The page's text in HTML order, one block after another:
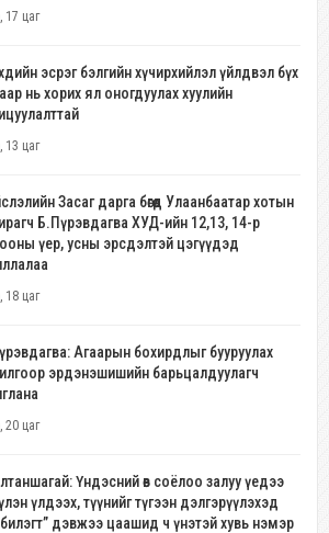
17 цаг
эсрэг бэлгийн хүчирхийлэл үйлдвэл бүх
нь хорих ял оногдуулах хуулийн
13 цаг
Засаг дарга бөгөөд Улаанбаатар хотын
Б.Пүрэвдагва ХУД-ийн 12,13, 14-р
үер, усны эрсдэлтэй цэгүүдэд
18 цаг
Агаарын бохирдлыг бууруулах
эрдэнэшишийн барьцалдуулагч
20 цаг
Үндэсний өв соёлоо залуу үедээ
үлдээх, түүнийг түгээн дэлгэрүүлэхэд
билэгт” дэвжээ цаашид ч үнэтэй хувь нэмэр